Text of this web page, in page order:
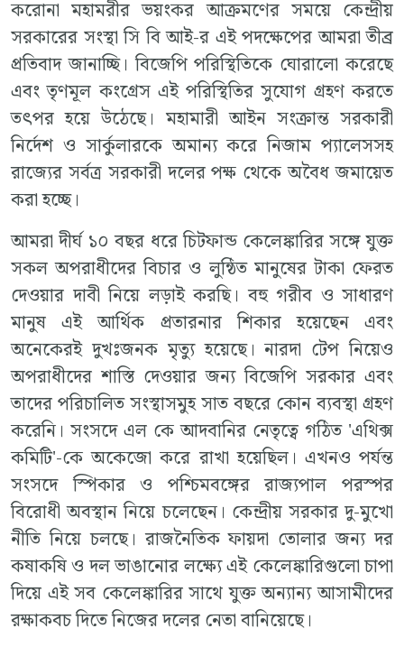
করােনা মহামরীর ভয়ংকর আক্রমণের সময়ে কেন্দ্রীয়
সরকারের সংস্থা সি বি আই-র এই পদক্ষেপের আমরা তীব্র
প্রতিবাদ জানাচ্ছি। বিজেপি পরিস্থিতিকে ঘােরালাে করেছে
এবং তৃণমূল কংগ্রেস এই পরিস্থিতির সুযােগ গ্রহণ করতে
তৎপর হয়ে উঠেছে। মহামারী আইন সংক্রান্ত সরকারী
নির্দেশ ও সার্কুলারকে অমান্য করে নিজাম প্যালেসসহ
রাজ্যের সর্বত্র সরকারী দলের পক্ষ থেকে অবৈধ জমায়েত
করা হচ্ছে।
আমরা দীর্ঘ ১০ বছর ধরে চিটফান্ড কেলেঙ্কারির সঙ্গে যুক্ত
সকল অপরাধীদের বিচার ও লুন্ঠিত মানুষের টাকা ফেরত
দেওয়ার দাবী নিয়ে লড়াই করছি। বহু গরীব ও সাধারণ
মানুষ এই আর্থিক প্রতারনার শিকার হয়েছেন এবং
অনেকেরই দুখঃজনক মৃত্যু হয়েছে। নারদা টেপ নিয়েও
অপরাধীদের শাস্তি দেওয়ার জন্য বিজেপি সরকার এবং
তাদের পরিচালিত সংস্থাসমুহ সাত বছরে কোন ব্যবস্থা গ্রহণ
করেনি। সংসদে এল কে আদবানির নেতৃত্বে গঠিত 'এথিক্স
কমিটি'-কে অকেজো করে রাখা হয়েছিল। এখনও পর্যন্ত
সংসদে স্পিকার ও পশ্চিমবঙ্গের রাজ্যপাল পরস্পর
বিরােধী অবস্থান নিয়ে চলেছেন। কেন্দ্রীয় সরকার দু-মুখাে
নীতি নিয়ে চলছে। রাজনৈতিক ফায়দা তােলার জন্য দর
কষাকষি ও দল ভাঙানাের লক্ষ্যে এই কেলেঙ্কারিগুলাে চাপা
দিয়ে এই সব কেলেঙ্কারির সাথে যুক্ত অন্যান্য আসামীদের
রক্ষাকবচ দিতে নিজের দলের নেতা বানিয়েছে।